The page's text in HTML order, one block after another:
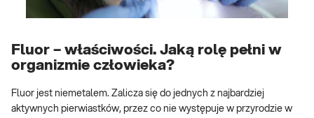
Fluor – właściwości. Jaką rolę pełni w
organizmie człowieka?
Fluor jest niemetalem. Zalicza się do jednych z najbardziej
aktywnych pierwiastków, przez co nie występuje w przyrodzie w